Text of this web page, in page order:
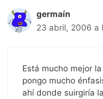
germaín
23 abril, 2006 a
Está mucho mejor
pongo mucho
ahí donde suirgiría